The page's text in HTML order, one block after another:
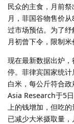
民众的主食，月前
月，菲国谷物售价
过市场预估。为了
月初曾下令，限制
现在最新数据出炉
停。菲律宾国家统
白米，每公斤符合
Asia Research于5
上的钱增加，但吃
已减少大米摄取量，